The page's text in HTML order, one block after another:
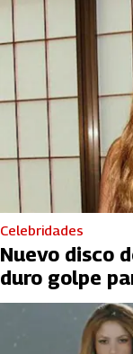
Celebridades
Nuevo disco
duro golpe